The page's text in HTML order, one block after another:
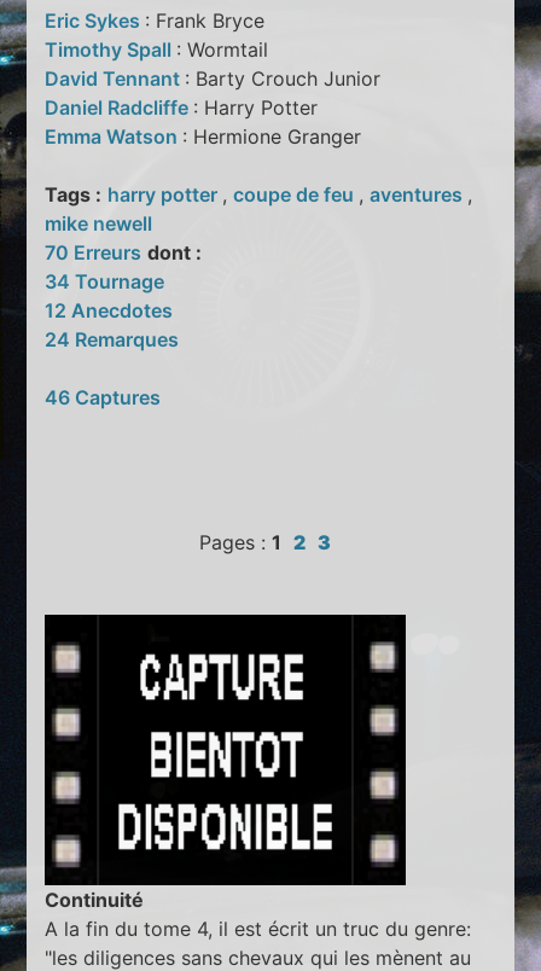
Eric Sykes : Frank Bryce
Timothy Spall : Wormtail
David Tennant : Barty Crouch Junior
Daniel Radcliffe : Harry Potter
Emma Watson : Hermione Granger
Tags : harry potter ,coupe de feu ,aventures ,
mike newell
70 Erreurs dont :
34 Tournage
12 Anecdotes
24 Remarques
46 Captures
Pages : 1 2 3
Continuité
A la fin du tome 4, il est écrit un truc du genre:
"les diligences sans chevaux qui les mènent au